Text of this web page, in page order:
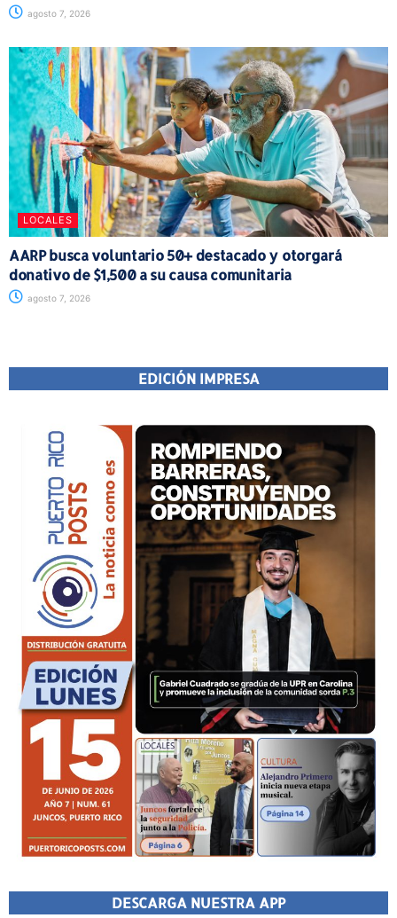
agosto 7, 2026
LOCALES
AARP busca voluntario 50+ destacado y otorgará
donativo de $1,500 a su causa comunitaria
agosto 7, 2026
EDICIÓN IMPRESA
DESCARGA NUESTRA APP